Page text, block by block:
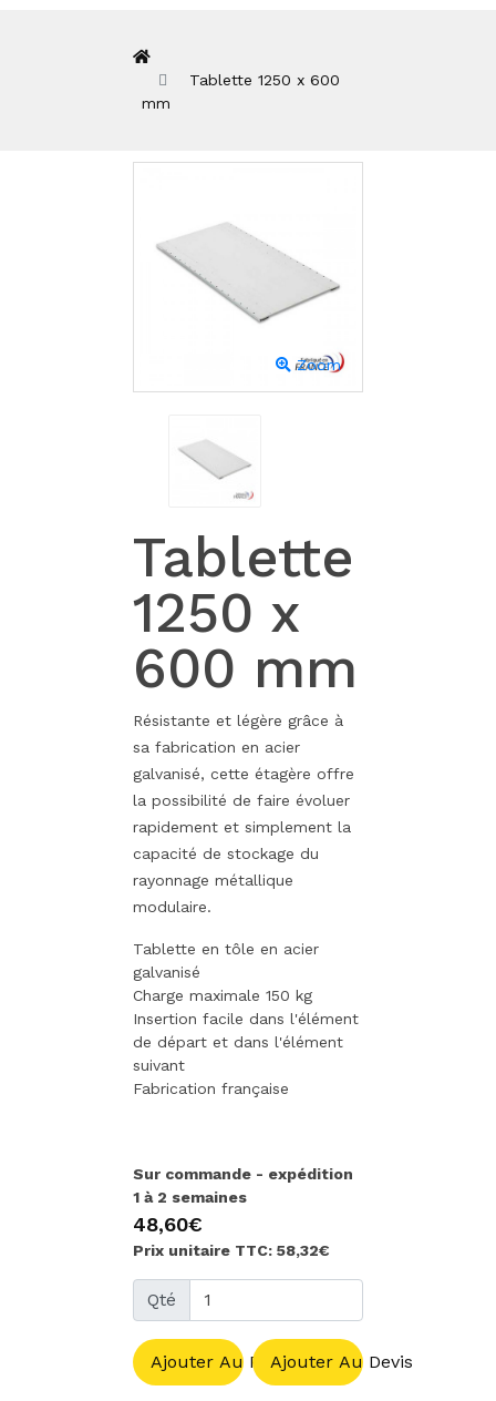
Tablette 1250 x 600
mm
Zoom
Tablette
1250 x
600 mm
Résistante et légère grâce à
sa fabrication en acier
galvanisé, cette étagère offre
la possibilité de faire évoluer
rapidement et simplement la
capacité de stockage du
rayonnage métallique
modulaire.
Tablette en tôle en acier
galvanisé
Charge maximale 150 kg
Insertion facile dans l'élément
de départ et dans l'élément
suivant
Fabrication française
Sur commande - expédition
1 à 2 semaines
48,60€
Prix unitaire TTC: 58,32€
Qté
Ajouter Au PanierAjouter Au Devis